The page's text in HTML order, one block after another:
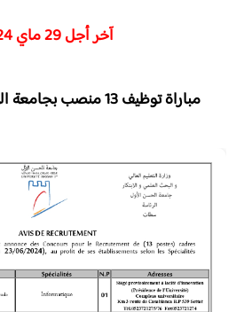
آخر أجل 29 ماي 2024
مباراة توظيف 13 منصب بجامعة الحسن الأول سطات